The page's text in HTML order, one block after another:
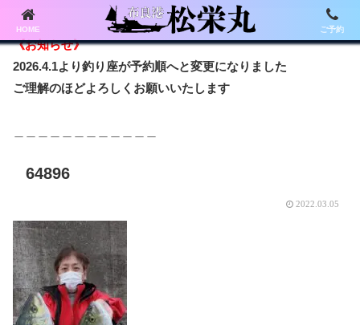
《お知らせ》
2026.4.1より釣り座が予約順へと変更になりました
ご理解のほどよろしくお願いいたします
64896
2022.03.05
HOME ご予約